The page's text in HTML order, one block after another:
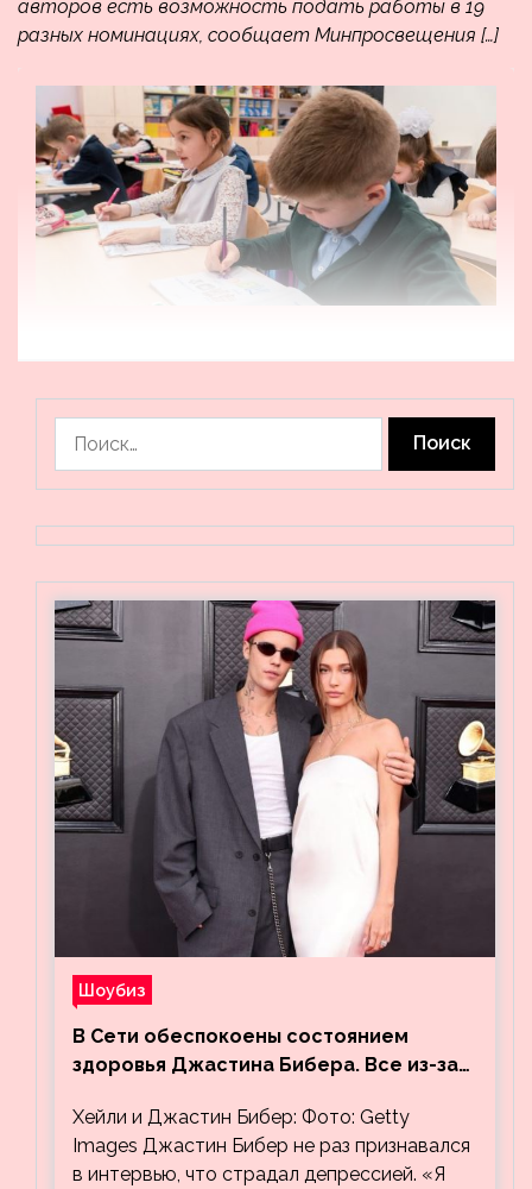
авторов есть возможность подать работы в 19
разных номинациях, сообщает Минпросвещения […]
Шоубиз
В Сети обеспокоены состоянием
здоровья Джастина Бибера. Все из-за
Хейли
Хейли и Джастин Бибер: Фото: Getty
Images Джастин Бибер не раз признавался
в интервью, что страдал депрессией. «Я